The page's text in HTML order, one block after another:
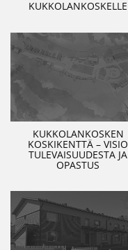
KUKKOLANKOSKELLE
KUKKOLANKOSKEN
KOSKIKENTTÄ – VISIO
TULEVAISUUDESTA JA
OPASTUS